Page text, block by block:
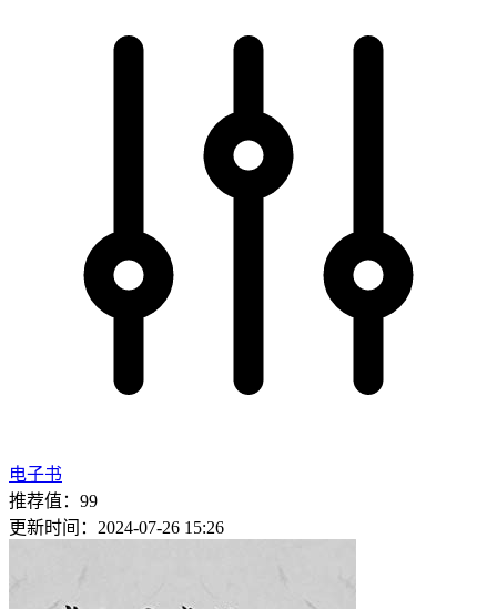
电子书
推荐值：99
更新时间：2024-07-26 15:26